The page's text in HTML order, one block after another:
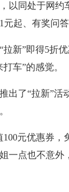
同处于网约
起、有奖问
”即得5折优
车”的感觉。
了“拉新”活
元优惠券，
一点也不意